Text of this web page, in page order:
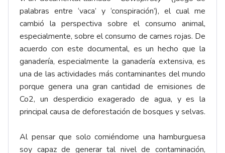
palabras entre ‘vaca’ y ‘conspiración’), el cual me
cambió la perspectiva sobre el consumo animal,
especialmente, sobre el consumo de carnes rojas. De
acuerdo con este documental, es un hecho que la
ganadería, especialmente la ganadería extensiva, es
una de las actividades más contaminantes del mundo
porque genera una gran cantidad de emisiones de
Co2, un desperdicio exagerado de agua, y es la
principal causa de deforestación de bosques y selvas.
Al pensar que solo comiéndome una hamburguesa
soy capaz de generar tal nivel de contaminación,